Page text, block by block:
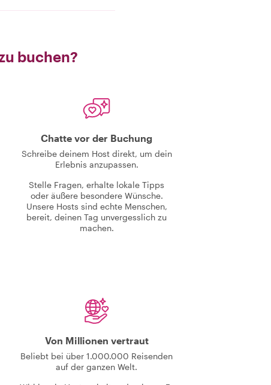
buchen?
Chatte vor der Buchung
Schreibe deinem Host direkt, um dein
Erlebnis anzupassen.
Stelle Fragen, erhalte lokale Tipps
oder äußere besondere Wünsche.
Unsere Hosts sind echte Menschen,
bereit, deinen Tag unvergesslich zu
machen.
Von Millionen vertraut
Beliebt bei über 1.000.000 Reisenden
auf der ganzen Welt.